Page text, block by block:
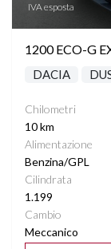
IVA esposta
1200 ECO-G
DACIA
Chilometri
10 km
Alimentazione
Benzina/GPL
Cilindrata
1.199
Cambio
Meccanico